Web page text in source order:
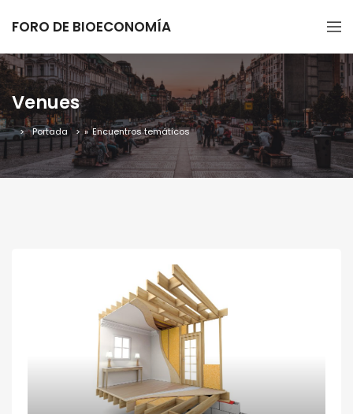
FORO DE BIOECONOMÍA
Venues
Portada » Encuentros temáticos